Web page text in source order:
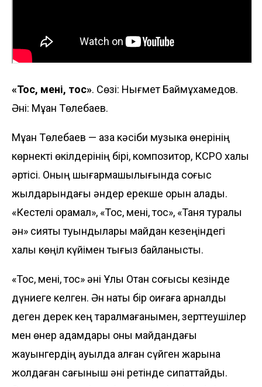
«Тос, мені, тос». Сөзі: Нығмет Баймұхамедов.
Әні: Мұқан Төлебаев.
Мұқан Төлебаев — қазақ кәсіби музыка өнерінің
көрнекті өкілдерінің бірі, композитор, КСРО халық
әртісі. Оның шығармашылығында соғыс
жылдарындағы әндер ерекше орын алады.
«Кестелі орамал», «Тос, мені, тос», «Таня туралы
ән» сияқты туындылары майдан кезеңіндегі
халық көңіл күйімен тығыз байланысты.
«Тос, мені, тос» әні Ұлы Отан соғысы кезінде
дүниеге келген. Ән нақты бір оқиғаға арналды
деген дерек кең таралмағанымен, зерттеушілер
мен өнер адамдары оны майдандағы
жауынгердің ауылда қалған сүйген жарына
жолдаған сағыныш әні ретінде сипаттайды.